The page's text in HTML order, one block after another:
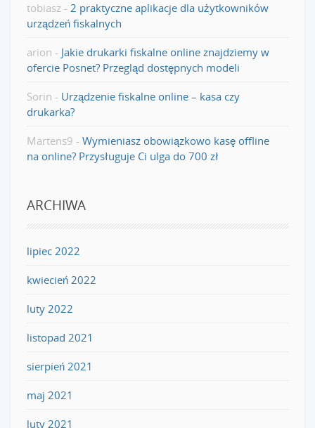
tobiasz- 2 praktyczne aplikacje dla użytkowników
urządzeń fiskalnych
arion - Jakie drukarki fiskalne online znajdziemy w
ofercie Posnet? Przegląd dostępnych modeli
Sorin - Urządzenie fiskalne online – kasa czy
drukarka?
Martens9 - Wymieniasz obowiązkowo kasę offline
na online? Przysługuje Ci ulga do 700 zł
ARCHIWA
lipiec 2022
kwiecień 2022
luty 2022
listopad 2021
sierpień 2021
maj 2021
luty 2021